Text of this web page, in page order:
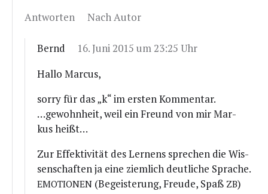
Antworten
Nach Autor
Bernd
16. Juni 2015 um 23:25 Uhr
Hal­lo Marcus,
sor­ry für das „k“ im ers­ten Kommentar.
…gewohn­heit, weil ein Freund von mir Mar­
kus heißt…
Zur Effek­ti­vi­tät des Ler­nens spre­chen die Wis­
sen­schaf­ten ja eine ziem­lich deut­li­che Sprache.
EMOTIONEN(Begeis­te­rung, Freu­de, Spaß ZB)